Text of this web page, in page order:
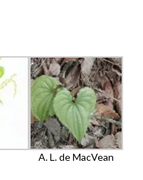
A. L. de MacVean